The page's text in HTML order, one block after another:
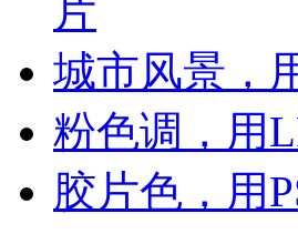
片
城市风景，
粉色调，用
胶片色，用